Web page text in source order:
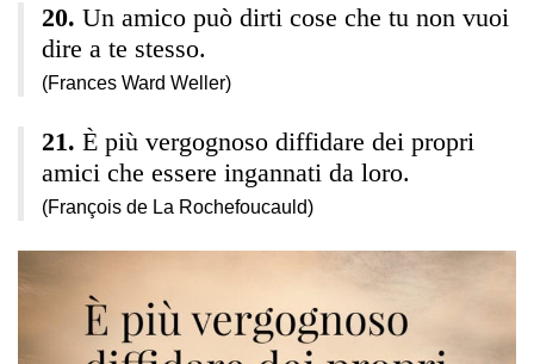
Un amico può dirti cose che tu non vuoi
dire a te stesso.
(Frances Ward Weller)
È più vergognoso diffidare dei propri
amici che essere ingannati da loro.
(François de La Rochefoucauld)